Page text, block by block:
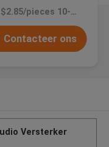
Prijs：$2.85/pieces 10-99 pieces
Contacteer ons
Versterker